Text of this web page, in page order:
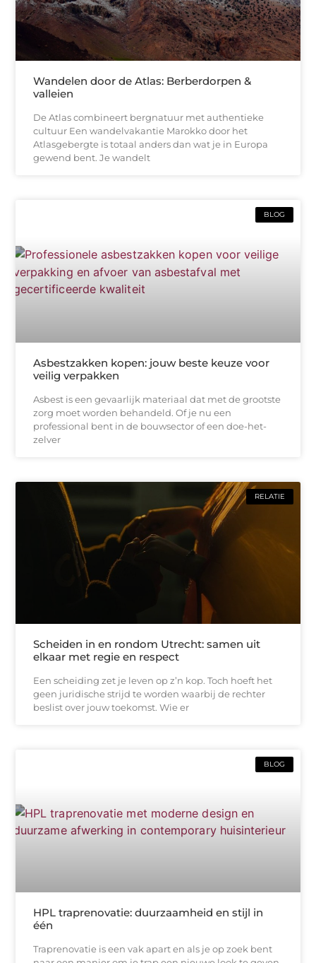
Wandelen door de Atlas: Berberdorpen &
valleien
De Atlas combineert bergnatuur met authentieke
cultuur Een wandelvakantie Marokko door het
Atlasgebergte is totaal anders dan wat je in Europa
gewend bent. Je wandelt
BLOG
Asbestzakken kopen: jouw beste keuze voor
veilig verpakken
Asbest is een gevaarlijk materiaal dat met de grootste
zorg moet worden behandeld. Of je nu een
professional bent in de bouwsector of een doe-het-
zelver
RELATIE
Scheiden in en rondom Utrecht: samen uit
elkaar met regie en respect
Een scheiding zet je leven op z’n kop. Toch hoeft het
geen juridische strijd te worden waarbij de rechter
beslist over jouw toekomst. Wie er
BLOG
HPL traprenovatie: duurzaamheid en stijl in
één
Traprenovatie is een vak apart en als je op zoek bent